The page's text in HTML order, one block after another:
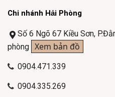
Chi nhánh Hải Phòng
Số 6 Ngõ 67 Kiều Sơn,
phòng Xem bản đồ
0904.471.339
0904.335.269